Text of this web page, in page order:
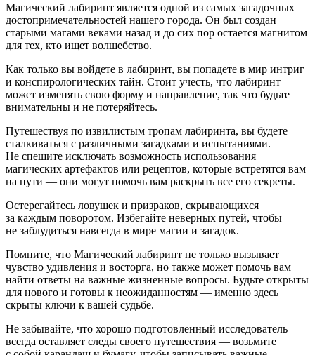
Магический лабиринт является одной из самых загадочных
достопримечательностей нашего города. Он был создан
старыми магами веками назад и до сих пор остается магнитом
для тех, кто ищет волшебство.
Как только вы войдете в лабиринт, вы попадете в мир интриг
и конспирологических тайн. Стоит учесть, что лабиринт
может изменять свою форму и направление, так что будьте
внимательны и не потеряйтесь.
Путешествуя по извилистым тропам лабиринта, вы будете
сталкиваться с различными загадками и испытаниями.
Не спешите исключать возможность использования
магических артефактов или рецептов, которые встретятся вам
на пути — они могут помочь вам раскрыть все его секреты.
Остерегайтесь ловушек и призраков, скрывающихся
за каждым поворотом. Избегайте неверных путей, чтобы
не заблудиться навсегда в мире магии и загадок.
Помните, что Магический лабиринт не только вызывает
чувство удивления и восторга, но также может помочь вам
найти ответы на важные жизненные вопросы. Будьте открыты
для нового и готовы к неожиданностям — именно здесь
скрыты ключи к вашей судьбе.
Не забывайте, что хорошо подготовленный исследователь
всегда оставляет следы своего путешествия — возьмите